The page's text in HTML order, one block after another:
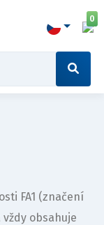
0
FA1 (značení
vždy obsahuje